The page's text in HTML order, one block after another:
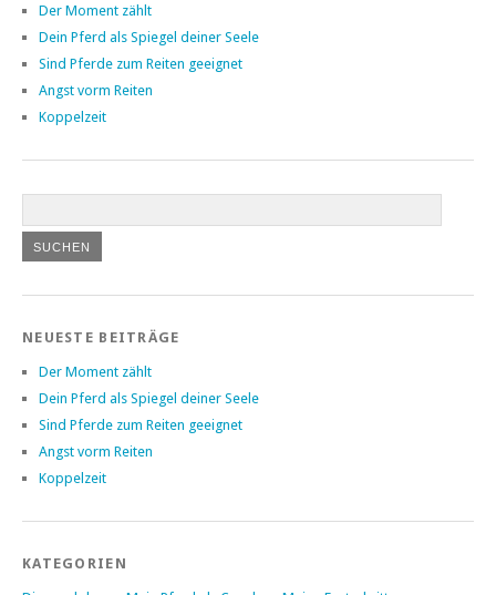
Der Moment zählt
Dein Pferd als Spiegel deiner Seele
Sind Pferde zum Reiten geeignet
Angst vorm Reiten
Koppelzeit
NEUESTE BEITRÄGE
Der Moment zählt
Dein Pferd als Spiegel deiner Seele
Sind Pferde zum Reiten geeignet
Angst vorm Reiten
Koppelzeit
KATEGORIEN